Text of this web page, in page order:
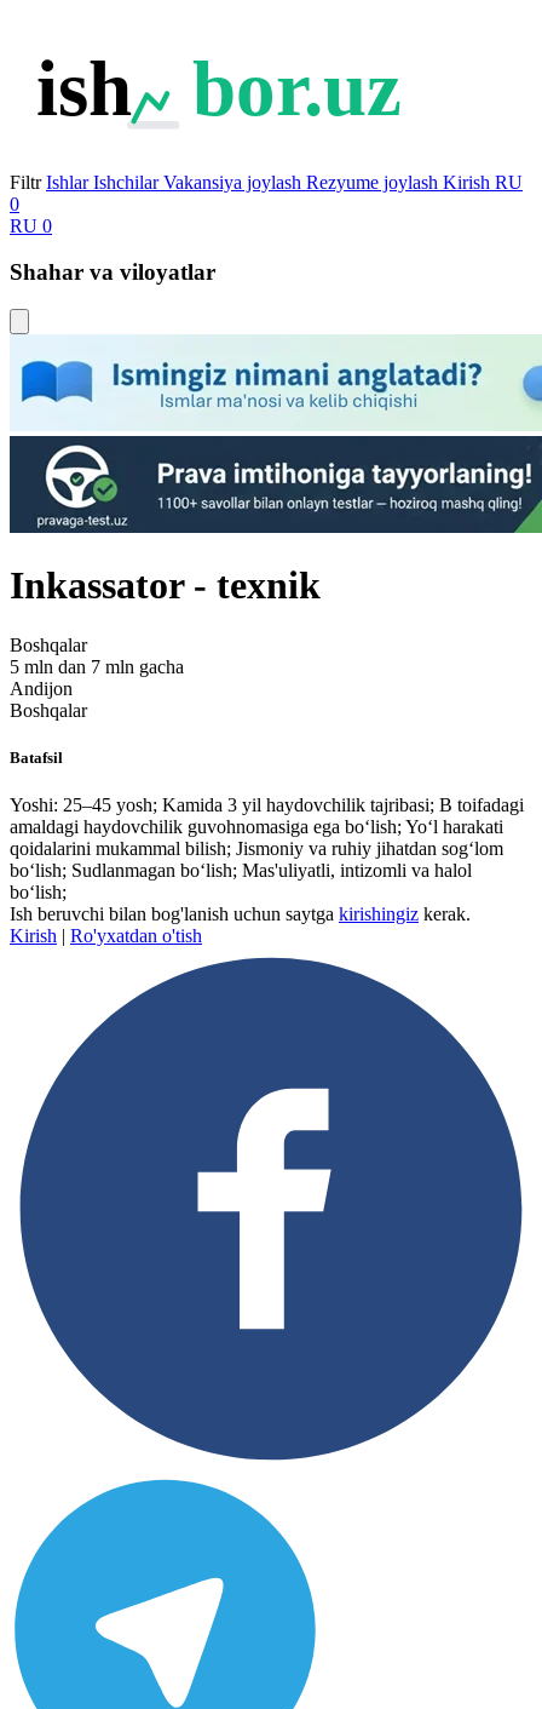
ish bor.uz
Filtr Ishlar Ishchilar Vakansiya joylash Rezyume joylash Kirish RU
0
RU 0
Shahar va viloyatlar
Inkassator - texnik
Boshqalar
5 mln dan 7 mln gacha
Andijon
Boshqalar
Batafsil
Yoshi: 25–45 yosh; Kamida 3 yil haydovchilik tajribasi; B toifadagi
amaldagi haydovchilik guvohnomasiga ega bo‘lish; Yo‘l harakati
qoidalarini mukammal bilish; Jismoniy va ruhiy jihatdan sog‘lom
bo‘lish; Sudlanmagan bo‘lish; Mas'uliyatli, intizomli va halol
bo‘lish;
Ish beruvchi bilan bog'lanish uchun saytga kirishingiz kerak.
Kirish | Ro'yxatdan o'tish